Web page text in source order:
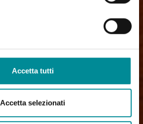
Accetta tutti
Accetta selezionati